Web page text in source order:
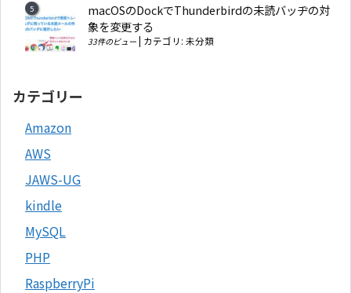
macOSのDockでThunderbirdの未読バッヂの対
象を変更する
33件のビュー カテゴリ: 未分類
カテゴリー
Amazon
AWS
JAWS-UG
kindle
MySQL
PHP
RaspberryPi